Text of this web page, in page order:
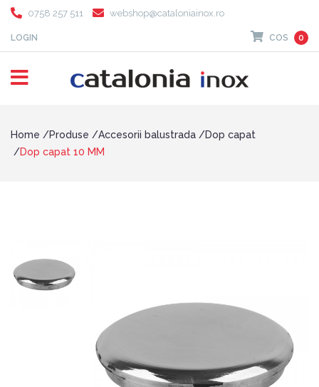
0758 257 511 webshop@cataloniainox.ro
LOGIN COS 0
Home Produse Accesorii balustrada
Dop capat
Dop capat 10 MM